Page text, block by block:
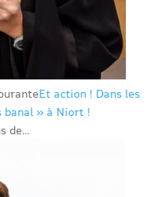
Et action ! Dans les
banal » à Niort !
de...